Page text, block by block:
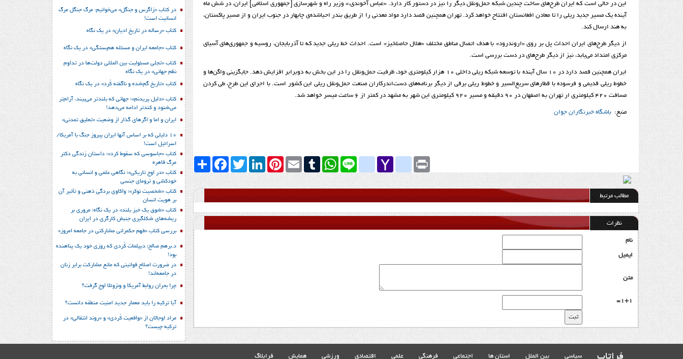
این در حالی است که ایران طرح‌های ساخت چندین شبکه‌ حمل‌و‌نقل دیگر را نیز در دستور کار دارد. «عباس آخوندی،» وزیر راه و شهرسازی [جمهوری اسلامی] ایران، در شش ماه
آینده یک مسیر جدید ریلی را تا معادن افغانستان افتتاح خواهد کرد. تهران همچنین قصد دارد مواد معدنی را از طریق بندر احیاشده‌ی چابهار در جنوب ایران و از مسیر پاکستان،
به هند ارسال کند.
از دیگر طرح‌های ایران احداث پل بر روی «اروندرود» با هدف اتصال مناطق مختلف «هلال حاصلخیز» است. احداث خط ریلی جدید که تا آذربایجان، روسیه و جمهوری‌های آسیای
مرکزی امتداد می‌یابد، نیز از دیگر طرح‌های در دست بررسی است.
ایران همچنین قصد دارد در 10 سال آینده با توسعه شبکه ریلی داخلی 10 هزار کیلومتری خود، ظرفیت حمل‌و‌نقل را در این بخش به دوبرابر افزایش دهد. جایگزینی واگن‌ها و
خطوط ریلی قدیمی و فرسوده با قطارهای سریع‌السیر و خطوط ریلی برقی از دیگر برنامه‌های دست‌اندرکاران صنعت حمل‌و‌نقل ریلی این کشور است. با اجرای این طرح، طی کردن
مسافت 420 کیلومتری ار تهران به اصفهان در 90 دقیقه و مسیر 920 کیلومتری این شهر به مشهد در کمتر از 6 ساعت میسر خواهد شد.
منبع: باشگاه خبرنگاران جوان
اشتراکFacebook TwitterLinkedInPinterest Email TumblrWhatsApp Line
google_bookmarks
Yahoo
yahoo_messenger Print
مطالب مرتبط
نظرات
نام
ایمیل
متن
1+1=
در کتاب «زاگرس و جنگل» می‌خوانیم: مرگ جنگل مرگ
انسانیت است!
کتاب «رساله در تاریخ ادیان» در یک نگاه
کتاب «جامعه ایران و مسئله هم‌بستگی» در یک نگاه
کتاب «تجلی مسئولیت بین المللی دولت‌ها در تداوم
نظم جهانی» در یک نگاه
کتاب «تاریخ گم‌شده و ناگفته کُرد» در یک نگاه
کتاب «دلیل پریدنم»؛ جهانی که بلندتر می‌بیند، آرام‌تر
می‌شنود و کندتر ادامه می‌دهد!
ایران و اما و اگرهای گذار از وضعیت «تعلیق تمدنی»
10 دلیلی که بر اساس آنها ایران پیروز جنگ با آمریکا/
اسرائیل است!
کتاب «جاسوسی که سقوط کرد»؛ داستان زندگی دکتر
مرگ قاهره
کتاب «در اوج تاریکی»؛ نگاهی علمی و انسانی به
خودکشی و ترومای جنسی
کتاب «شخصیت نوکر»؛ واکاوی بردگی ذهنی و تأثیر آن
بر هویت انسان
کتاب «شوق یک خیز بلند» در یک نگاه؛ مروری بر
ریشه‌های شکل‎گیری جنبش کارگری در ایران
بررسی کتاب «فهم حکمرانی مشارکتی در جامعه امروز»
د.برهم صالح؛ دیپلمات کُردی که روزی خود یک پناهنده
بود!
در ضرورت اصلاح قوانینی که مانع مشارکت برابر زنان
در جامعه‌اند!
چرا بحران روابط آمریکا و ونزوئلا اوج گرفت؟
آیا ترکیه را باید معمار جدید امنیت منطقه دانست؟
مراد اوجالان از «واقعیت کُردی» و «روند انتقالی» در
ترکیه چیست؟
فراتاب سیاسی بین الملل استان ها اجتماعی فرهنگی علمی اقتصادی ورزشی همایش فرابلاگ